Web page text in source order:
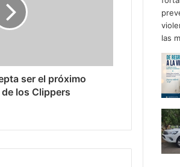
ser el próximo
los Clippers